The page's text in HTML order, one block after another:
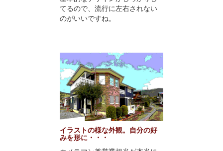
てるので、流行に左右されない
のがいいですね。
イラストの様な外観。自分の好
みを形に・・・